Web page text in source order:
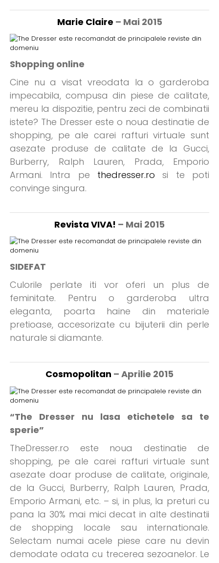
Marie Claire – Mai 2015
Shopping online
Cine nu a visat vreodata la o garderoba
impecabila, compusa din piese de calitate,
mereu la dispozitie, pentru zeci de combinatii
istete? The Dresser este o noua destinatie de
shopping, pe ale carei rafturi virtuale sunt
asezate produse de calitate de la Gucci,
Burberry, Ralph Lauren, Prada, Emporio
Armani. Intra pe thedresser.ro si te poti
convinge singura.
Revista VIVA! – Mai 2015
SIDEFAT
Culorile perlate iti vor oferi un plus de
feminitate. Pentru o garderoba ultra
eleganta, poarta haine din materiale
pretioase, accesorizate cu bijuterii din perle
naturale si diamante.
Cosmopolitan – Aprilie 2015
“The Dresser nu lasa etichetele sa te
sperie”
TheDresser.ro este noua destinatie de
shopping, pe ale carei rafturi virtuale sunt
asezate doar produse de calitate, originale,
de la Gucci, Burberry, Ralph Lauren, Prada,
Emporio Armani, etc. – si, in plus, la preturi cu
pana la 30% mai mici decat in alte destinatii
de shopping locale sau internationale.
Selectam numai acele piese care nu devin
demodate odata cu trecerea sezoanelor. Le